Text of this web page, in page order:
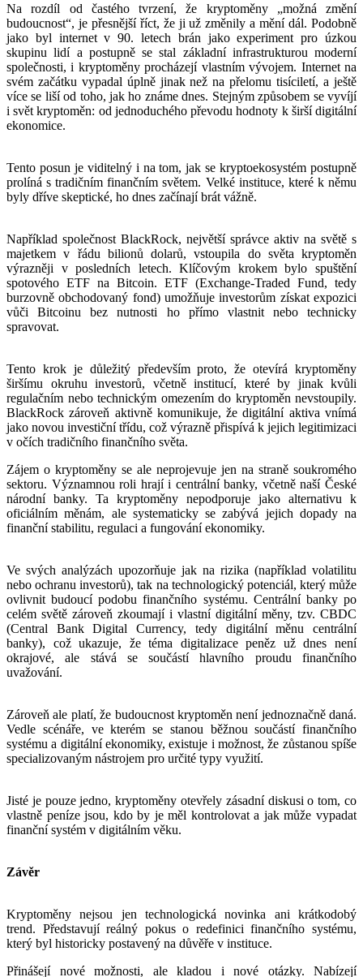
Na rozdíl od častého tvrzení, že kryptoměny „možná změní
budoucnost“, je přesnější říct, že ji už změnily a mění dál. Podobně
jako byl internet v 90. letech brán jako experiment pro úzkou
skupinu lidí a postupně se stal základní infrastrukturou moderní
společnosti, i kryptoměny procházejí vlastním vývojem. Internet na
svém začátku vypadal úplně jinak než na přelomu tisíciletí, a ještě
více se liší od toho, jak ho známe dnes. Stejným způsobem se vyvíjí
i svět kryptoměn: od jednoduchého převodu hodnoty k širší digitální
ekonomice.
Tento posun je viditelný i na tom, jak se kryptoekosystém postupně
prolíná s tradičním finančním světem. Velké instituce, které k němu
byly dříve skeptické, ho dnes začínají brát vážně.
Například společnost BlackRock, největší správce aktiv na světě s
majetkem v řádu bilionů dolarů, vstoupila do světa kryptoměn
výrazněji v posledních letech. Klíčovým krokem bylo spuštění
spotového ETF na Bitcoin. ETF (Exchange-Traded Fund, tedy
burzovně obchodovaný fond) umožňuje investorům získat expozici
vůči Bitcoinu bez nutnosti ho přímo vlastnit nebo technicky
spravovat.
Tento krok je důležitý především proto, že otevírá kryptoměny
širšímu okruhu investorů, včetně institucí, které by jinak kvůli
regulačním nebo technickým omezením do kryptoměn nevstoupily.
BlackRock zároveň aktivně komunikuje, že digitální aktiva vnímá
jako novou investiční třídu, což výrazně přispívá k jejich legitimizaci
v očích tradičního finančního světa.
Zájem o kryptoměny se ale neprojevuje jen na straně soukromého
sektoru. Významnou roli hrají i centrální banky, včetně naší České
národní banky. Ta kryptoměny nepodporuje jako alternativu k
oficiálním měnám, ale systematicky se zabývá jejich dopady na
finanční stabilitu, regulaci a fungování ekonomiky.
Ve svých analýzách upozorňuje jak na rizika (například volatilitu
nebo ochranu investorů), tak na technologický potenciál, který může
ovlivnit budoucí podobu finančního systému. Centrální banky po
celém světě zároveň zkoumají i vlastní digitální měny, tzv. CBDC
(Central Bank Digital Currency, tedy digitální měnu centrální
banky), což ukazuje, že téma digitalizace peněz už dnes není
okrajové, ale stává se součástí hlavního proudu finančního
uvažování.
Zároveň ale platí, že budoucnost kryptoměn není jednoznačně daná.
Vedle scénáře, ve kterém se stanou běžnou součástí finančního
systému a digitální ekonomiky, existuje i možnost, že zůstanou spíše
specializovaným nástrojem pro určité typy využití.
Jisté je pouze jedno, kryptoměny otevřely zásadní diskusi o tom, co
vlastně peníze jsou, kdo by je měl kontrolovat a jak může vypadat
finanční systém v digitálním věku.
Závěr
Kryptoměny nejsou jen technologická novinka ani krátkodobý
trend. Představují reálný pokus o redefinici finančního systému,
který byl historicky postavený na důvěře v instituce.
Přinášejí nové možnosti, ale kladou i nové otázky. Nabízejí